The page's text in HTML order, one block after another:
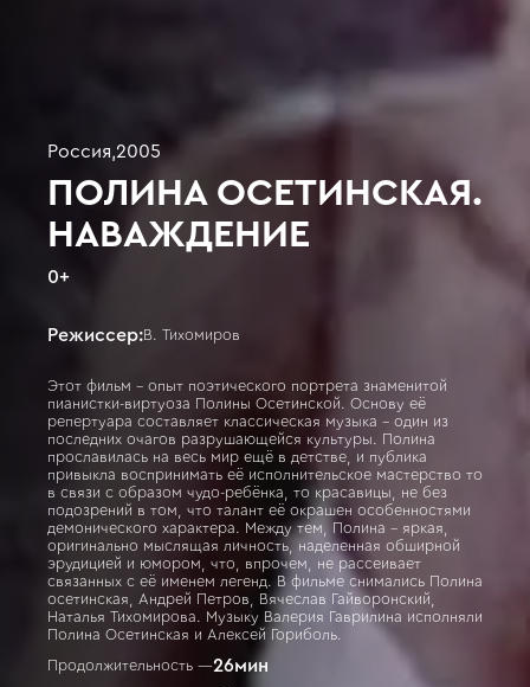
Россия,2005
ПОЛИНА ОСЕТИНСКАЯ.
НАВАЖДЕНИЕ
0+
Режиссер:В. Тихомиров
Этот фильм – опыт поэтического портрета знаменитой
пианистки-виртуоза Полины Осетинской. Основу её
репертуара составляет классическая музыка – один из
последних очагов разрушающейся культуры. Полина
прославилась на весь мир ещё в детстве, и публика
привыкла воспринимать её исполнительское мастерство то
в связи с образом чудо-ребёнка, то красавицы, не без
подозрений в том, что талант её окрашен особенностями
демонического характера. Между тем, Полина – яркая,
оригинально мыслящая личность, наделенная обширной
эрудицией и юмором, что, впрочем, не рассеивает
связанных с её именем легенд. В фильме снимались Полина
осетинская, Андрей Петров, Вячеслав Гайворонский,
Наталья Тихомирова. Музыку Валерия Гаврилина исполняли
Полина Осетинская и Алексей Гориболь.
Продолжительность —26мин